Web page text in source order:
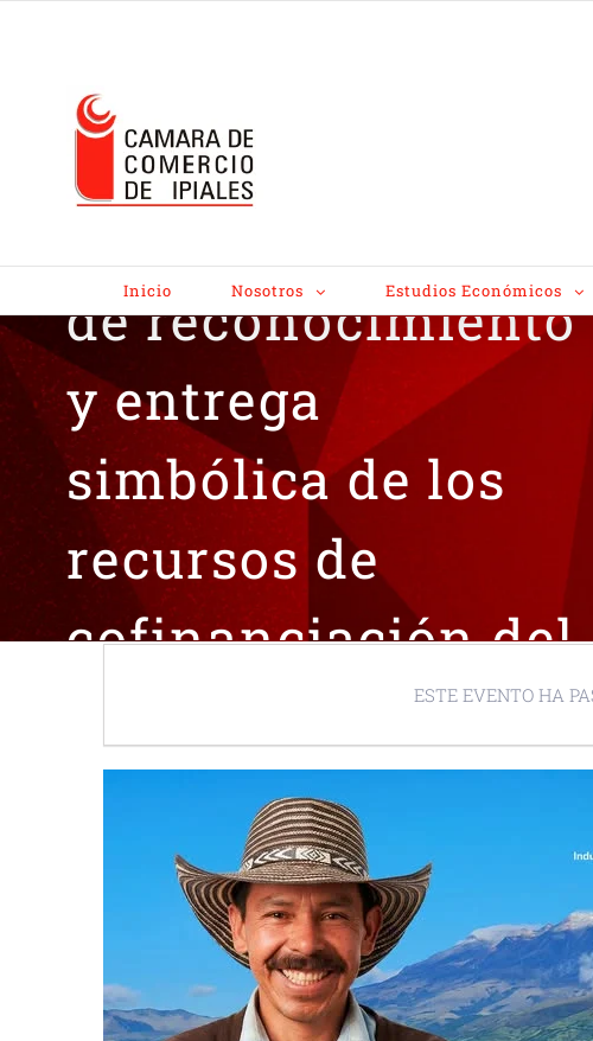
Inicio Nosotros Estudios Económicos
de reconocimiento
y entrega
simbólica de los
recursos de
cofinanciación del
ESTE EVENTO HA